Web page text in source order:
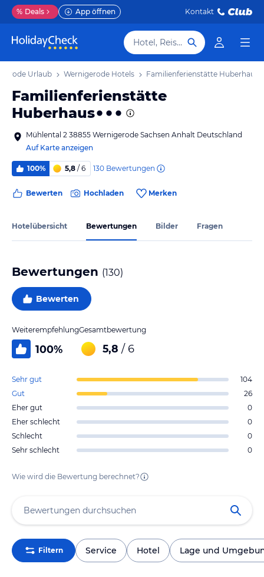
% Deals App öffnen Kontakt
Hotel, Reiseziel
Urlaub Wernigerode Hotels Familienferienstätte Huberhaus
Familienferienstätte
Huberhaus
Mühlental 2 38855 Wernigerode Sachsen Anhalt Deutschland
Auf Karte anzeigen
100% 5,8 / 6 130 Bewertungen
Bewerten Hochladen Merken
Hotelübersicht Bewertungen Bilder Fragen
Bewertungen (130)
Bewerten
Weiterempfehlung
100%
Gesamtbewertung
5,8 / 6
Sehr gut
104
Gut
26
Eher gut
0
Eher schlecht
0
Schlecht
0
Sehr schlecht
0
Wie wird die Bewertung berechnet?
Filtern Service Hotel Lage und